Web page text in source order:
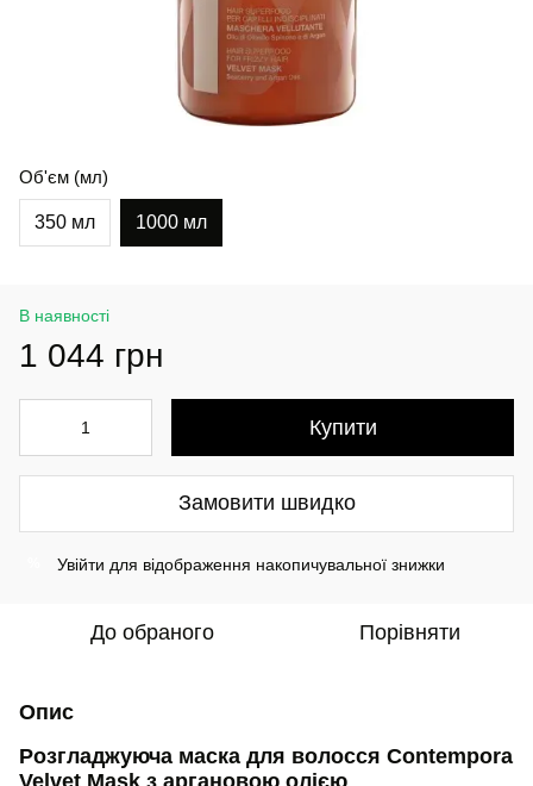
Об'єм (мл)
350 мл 1000 мл
В наявності
1 044 грн
Купити
Замовити швидко
Увійти для відображення накопичувальної знижки
До обраного Порівняти
Опис
Розгладжуюча маска для волосся Contempora
Velvet Mask з аргановою олією